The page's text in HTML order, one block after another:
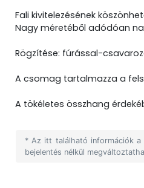
Fali kivitelezésének
Nagy méretéből adódóan
Rögzítése: fúrással-
A csomag tartalmazza a
A tökéletes összhang
* Az itt található információk a
bejelentés nélkül